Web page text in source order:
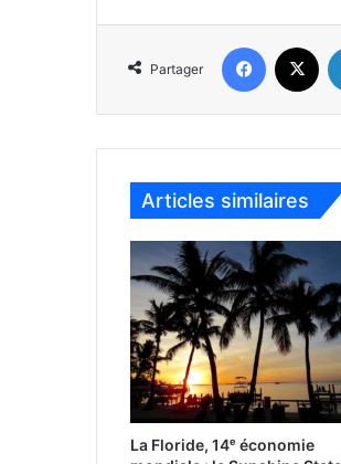
Partager
Articles similaires
La Floride, 14ᵉ économie